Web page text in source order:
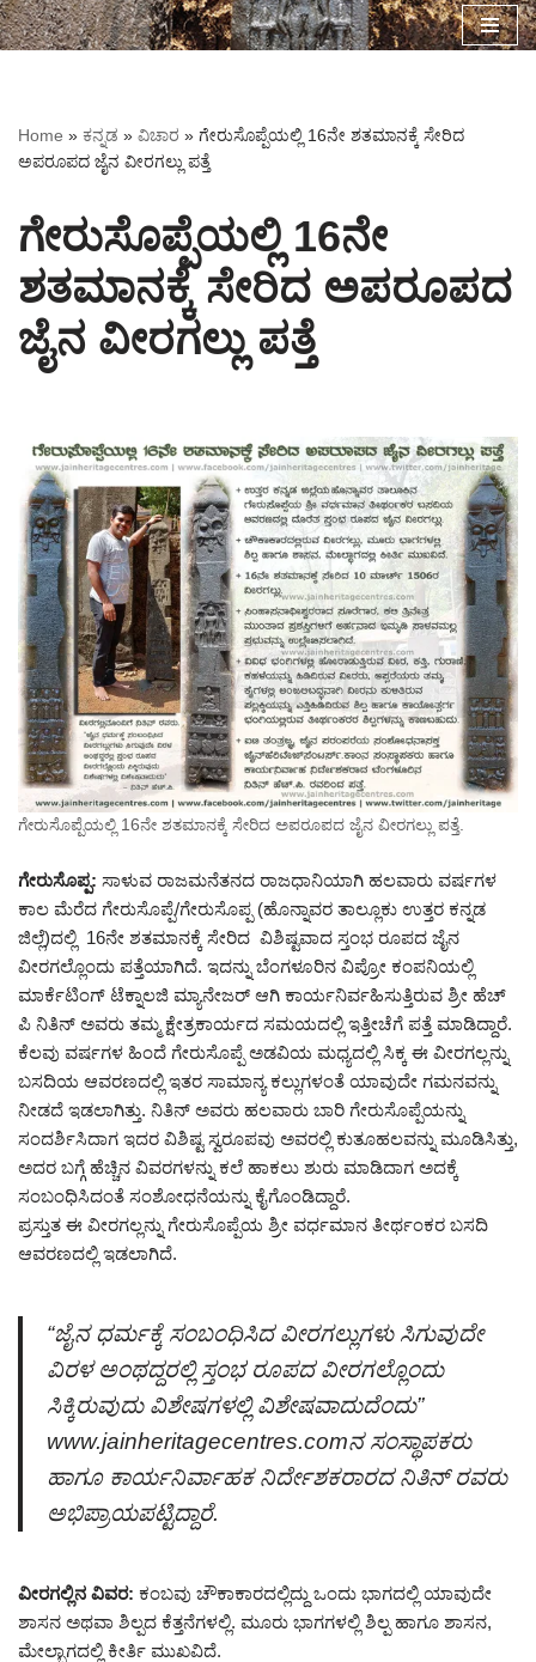
Home » ಕನ್ನಡ » ವಿಚಾರ » ಗೇರುಸೊಪ್ಪೆಯಲ್ಲಿ 16ನೇ ಶತಮಾನಕ್ಕೆ ಸೇರಿದ
ಅಪರೂಪದ ಜೈನ ವೀರಗಲ್ಲು ಪತ್ತೆ
ಗೇರುಸೊಪ್ಪೆಯಲ್ಲಿ 16ನೇ
ಶತಮಾನಕ್ಕೆ ಸೇರಿದ ಅಪರೂಪದ
ಜೈನ ವೀರಗಲ್ಲು ಪತ್ತೆ
ಗೇರುಸೊಪ್ಪೆಯಲ್ಲಿ 16ನೇ ಶತಮಾನಕ್ಕೆ ಸೇರಿದ ಅಪರೂಪದ ಜೈನ ವೀರಗಲ್ಲು ಪತ್ತೆ.
ಗೇರುಸೊಪ್ಪ: ಸಾಳುವ ರಾಜಮನೆತನದ ರಾಜಧಾನಿಯಾಗಿ ಹಲವಾರು ವರ್ಷಗಳ
ಕಾಲ ಮೆರೆದ ಗೇರುಸೊಪ್ಪೆ/ಗೇರುಸೊಪ್ಪ (ಹೊನ್ನಾವರ ತಾಲ್ಲೂಕು ಉತ್ತರ ಕನ್ನಡ
ಜಿಲ್ಲೆ)ದಲ್ಲಿ 16ನೇ ಶತಮಾನಕ್ಕೆ ಸೇರಿದ ವಿಶಿಷ್ಟವಾದ ಸ್ತಂಭ ರೂಪದ ಜೈನ
ವೀರಗಲ್ಲೊಂದು ಪತ್ತೆಯಾಗಿದೆ. ಇದನ್ನು ಬೆಂಗಳೂರಿನ ವಿಪ್ರೋ ಕಂಪನಿಯಲ್ಲಿ
ಮಾರ್ಕೆಟಿಂಗ್ ಟೆಕ್ನಾಲಜಿ ಮ್ಯಾನೇಜರ್ ಆಗಿ ಕಾರ್ಯನಿರ್ವಹಿಸುತ್ತಿರುವ ಶ್ರೀ ಹೆಚ್
ಪಿ ನಿತಿನ್ ಅವರು ತಮ್ಮ ಕ್ಷೇತ್ರಕಾರ್ಯದ ಸಮಯದಲ್ಲಿ ಇತ್ತೀಚೆಗೆ ಪತ್ತೆ ಮಾಡಿದ್ದಾರೆ.
ಕೆಲವು ವರ್ಷಗಳ ಹಿಂದೆ ಗೇರುಸೊಪ್ಪೆ ಅಡವಿಯ ಮಧ್ಯದಲ್ಲಿ ಸಿಕ್ಕ ಈ ವೀರಗಲ್ಲನ್ನು
ಬಸದಿಯ ಆವರಣದಲ್ಲಿ ಇತರ ಸಾಮಾನ್ಯ ಕಲ್ಲುಗಳಂತೆ ಯಾವುದೇ ಗಮನವನ್ನು
ನೀಡದೆ ಇಡಲಾಗಿತ್ತು. ನಿತಿನ್ ಅವರು ಹಲವಾರು ಬಾರಿ ಗೇರುಸೊಪ್ಪೆಯನ್ನು
ಸಂದರ್ಶಿಸಿದಾಗ ಇದರ ವಿಶಿಷ್ಟ ಸ್ವರೂಪವು ಅವರಲ್ಲಿ ಕುತೂಹಲವನ್ನು ಮೂಡಿಸಿತ್ತು,
ಅದರ ಬಗ್ಗೆ ಹೆಚ್ಚಿನ ವಿವರಗಳನ್ನು ಕಲೆ ಹಾಕಲು ಶುರು ಮಾಡಿದಾಗ ಅದಕ್ಕೆ
ಸಂಬಂಧಿಸಿದಂತೆ ಸಂಶೋಧನೆಯನ್ನು ಕೈಗೊಂಡಿದ್ದಾರೆ.
ಪ್ರಸ್ತುತ ಈ ವೀರಗಲ್ಲನ್ನು ಗೇರುಸೊಪ್ಪೆಯ ಶ್ರೀ ವರ್ಧಮಾನ ತೀರ್ಥಂಕರ ಬಸದಿ
ಆವರಣದಲ್ಲಿ ಇಡಲಾಗಿದೆ.
“ಜೈನ ಧರ್ಮಕ್ಕೆ ಸಂಬಂಧಿಸಿದ ವೀರಗಲ್ಲುಗಳು ಸಿಗುವುದೇ
ವಿರಳ ಅಂಥದ್ದರಲ್ಲಿ ಸ್ತಂಭ ರೂಪದ ವೀರಗಲ್ಲೊಂದು
ಸಿಕ್ಕಿರುವುದು ವಿಶೇಷಗಳಲ್ಲಿ ವಿಶೇಷವಾದುದೆಂದು”
www.jainheritagecentres.comನ ಸಂಸ್ಥಾಪಕರು
ಹಾಗೂ ಕಾರ್ಯನಿರ್ವಾಹಕ ನಿರ್ದೇಶಕರಾರದ ನಿತಿನ್ ರವರು
ಅಭಿಪ್ರಾಯಪಟ್ಟಿದ್ದಾರೆ.
ವೀರಗಲ್ಲಿನ ವಿವರ: ಕಂಬವು ಚೌಕಾಕಾರದಲ್ಲಿದ್ದು ಒಂದು ಭಾಗದಲ್ಲಿ ಯಾವುದೇ
ಶಾಸನ ಅಥವಾ ಶಿಲ್ಪದ ಕೆತ್ತನೆಗಳಲ್ಲಿ. ಮೂರು ಭಾಗಗಳಲ್ಲಿ ಶಿಲ್ಪ ಹಾಗೂ ಶಾಸನ,
ಮೇಲ್ಭಾಗದಲ್ಲಿ ಕೀರ್ತಿ ಮುಖವಿದೆ.